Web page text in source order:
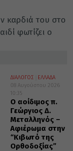
καρδιά του στο
φωτίζει ο
ΔΙΑΛΟΓΟΣ
ΕΛΛΑΔΑ
08 Αυγούστου 2026
10:35
Ο αοίδιμος π.
Γεώργιος Δ.
Μεταλληνός –
Αφιέρωμα στην
“Κιβωτό της
Ορθοδοξίας”